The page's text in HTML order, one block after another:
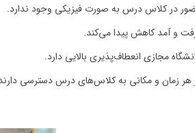
در کلاس درس به صورت فیزیکی وجود ندارد.
و آمد کاهش پیدا می‌کند.
مجازی انعطاف‌پذیری بالایی دارد.
هر زمان و مکانی به کلاس‌های درس دسترسی